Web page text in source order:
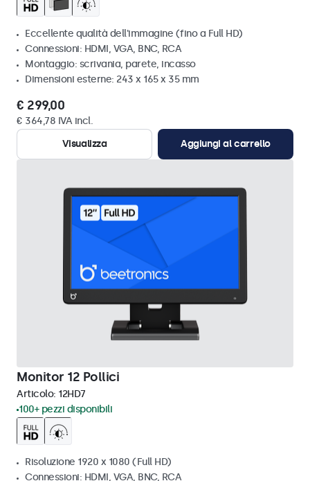
Eccellente qualità dell'immagine (fino a Full HD)
Connessioni: HDMI, VGA, BNC, RCA
Montaggio: scrivania, parete, incasso
Dimensioni esterne: 243 x 165 x 35 mm
€ 299,00
€ 364,78 IVA incl.
Visualizza
Aggiungi al carrello
Monitor 12 Pollici
Articolo: 12HD7
100+ pezzi disponibili
Risoluzione 1920 x 1080 (Full HD)
Connessioni: HDMI, VGA, BNC, RCA